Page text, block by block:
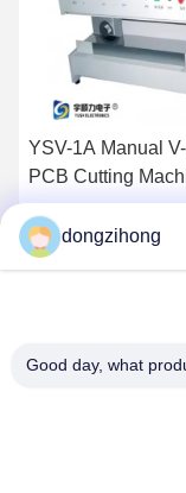
Depanelisador
alta eficiência
cortador
dongzihong
Good day, what